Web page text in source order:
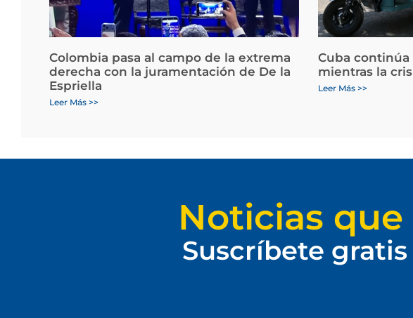
Colombia pasa al campo de la extrema
derecha con la juramentación de De la
Espriella
Leer Más >>
Cuba
mientras la
Leer Más >>
Noticias
Suscríbete